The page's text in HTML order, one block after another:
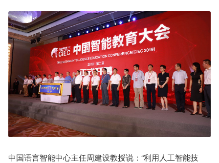
中国语言智能中心主任周建设教授说：“利用人工智能技